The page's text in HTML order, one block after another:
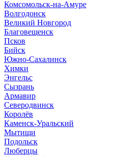
Комсомольск-на-Амуре
Волгодонск
Великий Новгород
Благовещенск
Псков
Бийск
Южно-Сахалинск
Химки
Энгельс
Сызрань
Армавир
Северодвинск
Королёв
Каменск-Уральский
Мытищи
Подольск
Люберцы